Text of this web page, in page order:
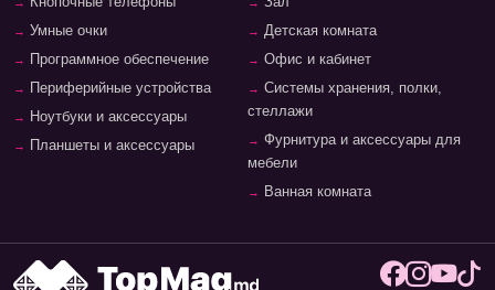
Умные очки
Программное обеспечение
Периферийные устройства
Ноутбуки и аксессуары
Планшеты и аксессуары
Детская комната
Офис и кабинет
Системы хранения, полки,
стеллажи
Фурнитура и аксессуары для
мебели
Ванная комната